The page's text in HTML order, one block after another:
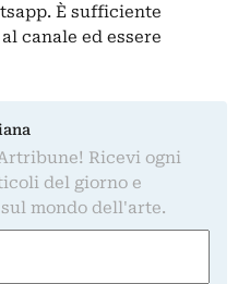
È sufficiente
canale ed essere
Ricevi ogni
del giorno e
mondo dell'arte.